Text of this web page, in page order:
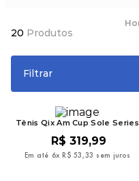
20 Produtos
Filtrar
Tênis Qix Am Cup Sole Series
R$ 319,99
Em até 6x R$ 53 ,33 sem juros
tenis
vans
8º regata